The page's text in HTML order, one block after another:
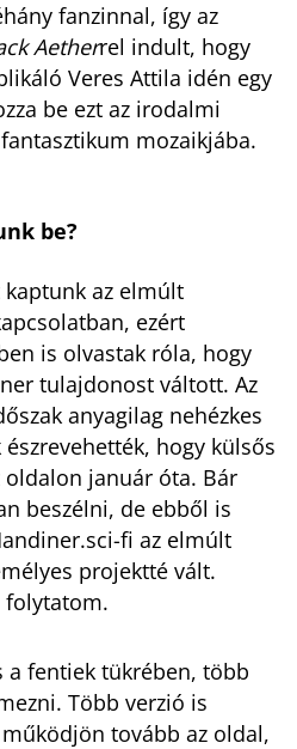
fanzinnal, így az
Aetherrel indult, hogy
Veres Attila idén egy
be ezt az irodalmi
mozaikjába.
be?
az elmúlt
ezért
is olvastak róla, hogy
tulajdonost váltott. Az
anyagilag nehézkes
hogy külsős
oldalon január óta. Bár
beszélni, de ebből is
fi az elmúlt
projektté vált.
folytatom.
a fentiek tükrében, több
Több verzió is
tovább az oldal,